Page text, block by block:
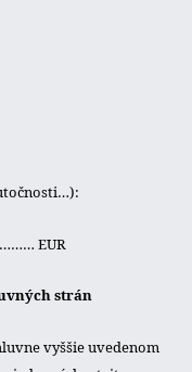
EUR
strán
vyššie uvedenom